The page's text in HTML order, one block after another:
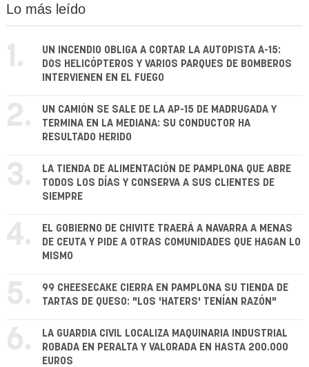
Lo más leído
1.
UN INCENDIO OBLIGA A CORTAR LA AUTOPISTA A-15:
DOS HELICÓPTEROS Y VARIOS PARQUES DE BOMBEROS
INTERVIENEN EN EL FUEGO
2.
UN CAMIÓN SE SALE DE LA AP-15 DE MADRUGADA Y
TERMINA EN LA MEDIANA: SU CONDUCTOR HA
RESULTADO HERIDO
3.
LA TIENDA DE ALIMENTACIÓN DE PAMPLONA QUE ABRE
TODOS LOS DÍAS Y CONSERVA A SUS CLIENTES DE
SIEMPRE
4.
EL GOBIERNO DE CHIVITE TRAERÁ A NAVARRA A MENAS
DE CEUTA Y PIDE A OTRAS COMUNIDADES QUE HAGAN LO
MISMO
5.
99 CHEESECAKE CIERRA EN PAMPLONA SU TIENDA DE
TARTAS DE QUESO: "LOS 'HATERS' TENÍAN RAZÓN"
6.
LA GUARDIA CIVIL LOCALIZA MAQUINARIA INDUSTRIAL
ROBADA EN PERALTA Y VALORADA EN HASTA 200.000
EUROS